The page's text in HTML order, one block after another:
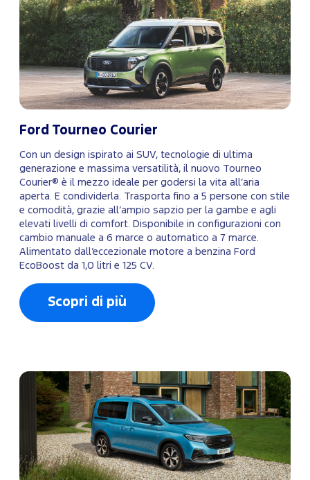
Ford Tourneo Courier
Con un design ispirato ai SUV, tecnologie di ultima
generazione e massima versatilità, il nuovo Tourneo
Courier® è il mezzo ideale per godersi la vita all’aria
aperta. E condividerla. Trasporta fino a 5 persone con stile
e comodità, grazie all’ampio sapzio per la gambe e agli
elevati livelli di comfort. Disponibile in configurazioni con
cambio manuale a 6 marce o automatico a 7 marce.
Alimentato dall’eccezionale motore a benzina Ford
EcoBoost da 1,0 litri e 125 CV.
Scopri di più